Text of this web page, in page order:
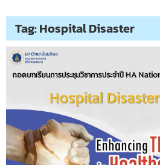
Tag:Hospital Disaster